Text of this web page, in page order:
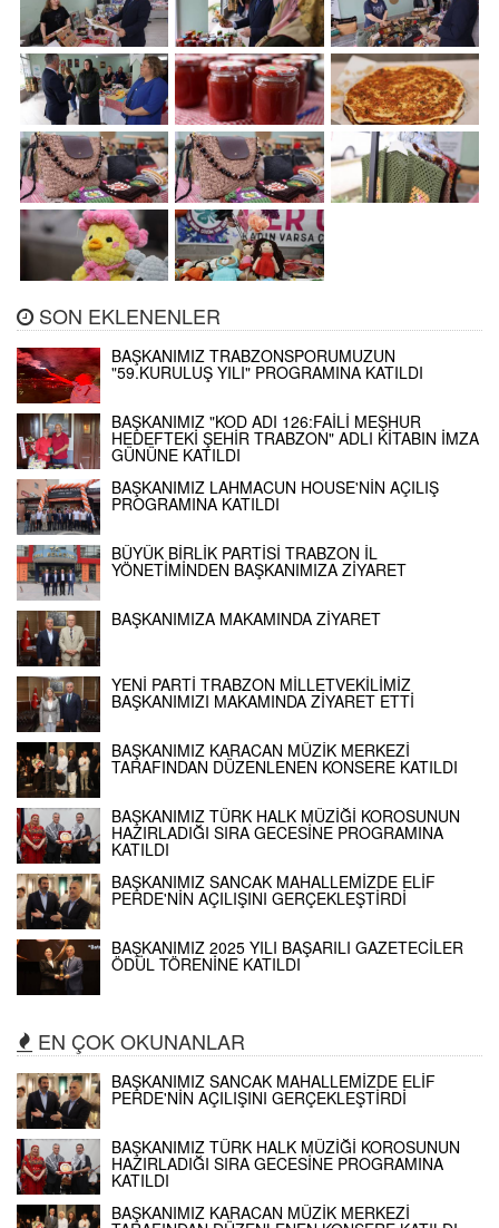
SON EKLENENLER
BAŞKANIMIZ TRABZONSPORUMUZUN
"59.KURULUŞ YILI" PROGRAMINA KATILDI
BAŞKANIMIZ "KOD ADI 126:FAİLİ MEŞHUR
HEDEFTEKİ ŞEHİR TRABZON" ADLI KİTABIN İMZA
GÜNÜNE KATILDI
BAŞKANIMIZ LAHMACUN HOUSE'NİN AÇILIŞ
PROGRAMINA KATILDI
BÜYÜK BİRLİK PARTİSİ TRABZON İL
YÖNETİMİNDEN BAŞKANIMIZA ZİYARET
BAŞKANIMIZA MAKAMINDA ZİYARET
YENİ PARTİ TRABZON MİLLETVEKİLİMİZ
BAŞKANIMIZI MAKAMINDA ZİYARET ETTİ
BAŞKANIMIZ KARACAN MÜZİK MERKEZİ
TARAFINDAN DÜZENLENEN KONSERE KATILDI
BAŞKANIMIZ TÜRK HALK MÜZİĞİ KOROSUNUN
HAZIRLADIĞI SIRA GECESİNE PROGRAMINA
KATILDI
BAŞKANIMIZ SANCAK MAHALLEMİZDE ELİF
PERDE'NİN AÇILIŞINI GERÇEKLEŞTİRDİ
BAŞKANIMIZ 2025 YILI BAŞARILI GAZETECİLER
ÖDÜL TÖRENİNE KATILDI
EN ÇOK OKUNANLAR
BAŞKANIMIZ SANCAK MAHALLEMİZDE ELİF
PERDE'NİN AÇILIŞINI GERÇEKLEŞTİRDİ
BAŞKANIMIZ TÜRK HALK MÜZİĞİ KOROSUNUN
HAZIRLADIĞI SIRA GECESİNE PROGRAMINA
KATILDI
BAŞKANIMIZ KARACAN MÜZİK MERKEZİ